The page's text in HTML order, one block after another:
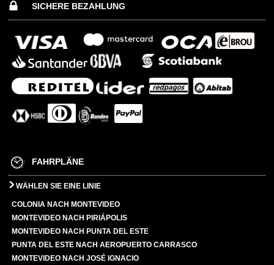
SICHERE BEZAHLUNG
FAHRPLÄNE
WÄHLEN SIE EINE LINIE
COLONIA NACH MONTEVIDEO
MONTEVIDEO NACH PIRIÁPOLIS
MONTEVIDEO NACH PUNTA DEL ESTE
PUNTA DEL ESTE NACH AEROPUERTO CARRASCO
MONTEVIDEO NACH JOSÉ IGNACIO